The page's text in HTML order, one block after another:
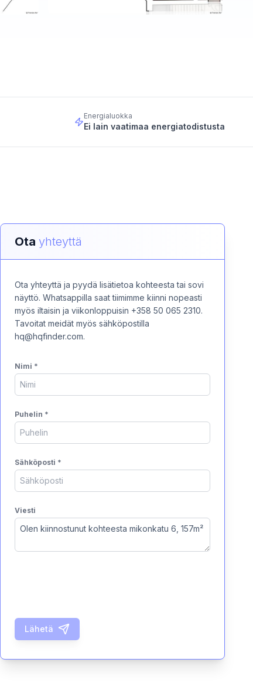
Energialuokka
Ei lain vaatimaa energiatodistusta
Ota yhteyttä
Ota yhteyttä ja pyydä lisätietoa kohteesta tai sovi
näyttö. Whatsappilla saat tiimimme kiinni nopeasti
myös iltaisin ja viikonloppuisin +358 50 065 2310.
Tavoitat meidät myös sähköpostilla
hq@hqfinder.com.
Nimi *
Puhelin *
Sähköposti *
Viesti
Lähetä